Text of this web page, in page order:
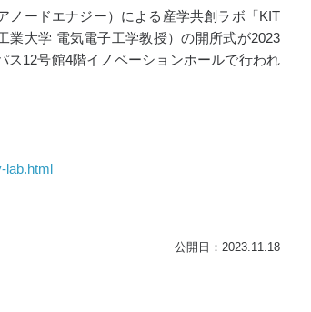
ノードエナジー）による産学共創ラボ「KIT
業大学 電気電子工学教授）の開所式が2023
ス12号館4階イノベーションホールで行われ
lab.html
公開日：2023.11.18